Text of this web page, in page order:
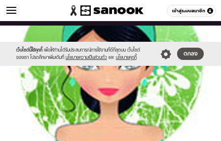
เข้าสู่ระบบสมาชิก
ดูดวง หมวดอื่นๆ
เว็บไซต์นี้ใช้คุกกี้ เพื่อให้ท่านได้รับประสบการณ์การใช้งานที่ดีที่สุดบน เว็บไซต์
ของเรา โปรดศึกษาเพิ่มเติมที่ นโยบายความเป็นส่วนตัว และ นโยบายคุกกี้
ตกลง
Sanook
//s.isanook.com/sr/0/images/logo-
sanook.png
//s.isanook.com/ho/0/ud/3/16797/170-
wed.jpg